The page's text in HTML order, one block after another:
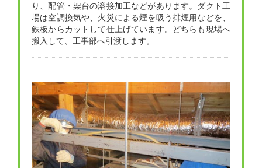
り、配管・架台の溶接加工などがあります。ダクト工
場は空調換気や、火災による煙を吸う排煙用などを、
鉄板からカットして仕上げています。どちらも現場へ
搬入して、工事部へ引渡します。